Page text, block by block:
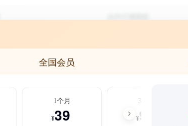
全国会员
1个月
¥39
3个月
¥99